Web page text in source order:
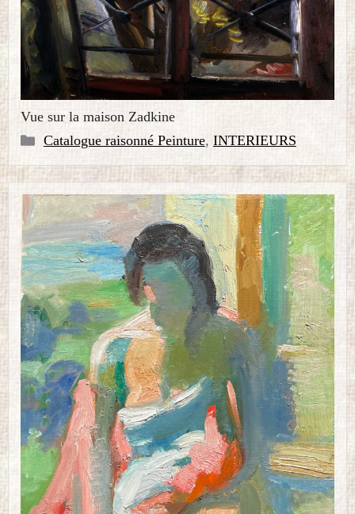
Vue sur la maison Zadkine
Catégories
Catalogue raisonné Peinture, INTERIEURS